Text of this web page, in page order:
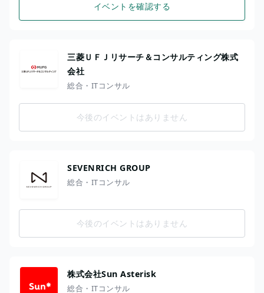
イベントを確認する
三菱ＵＦＪリサーチ＆コンサルティング株式
会社
総合・ITコンサル
今後のイベントはありません
SEVENRICH GROUP
総合・ITコンサル
今後のイベントはありません
株式会社Sun Asterisk
総合・ITコンサル